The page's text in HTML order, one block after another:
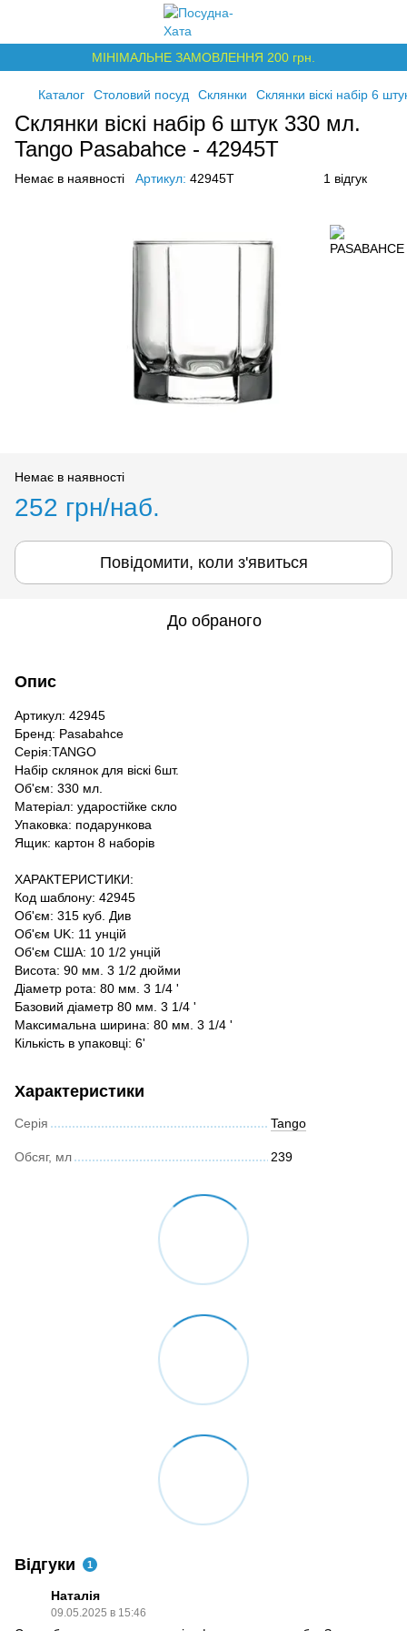
МІНІМАЛЬНЕ ЗАМОВЛЕННЯ 200 грн.
Каталог Столовий посуд Склянки Склянки віскі набір 6
Склянки віскі набір 6 штук 330 мл.
Tango Pasabahce - 42945T
Немає в наявності Артикул: 42945T 1 відгук
Немає в наявності
252 грн/наб.
Повідомити, коли з'явиться
До обраного
Опис
Артикул: 42945
Бренд: Pasabahce
Серія:TANGO
Набір склянок для віскі 6шт.
Об'єм: 330 мл.
Матеріал: ударостійке скло
Упаковка: подарункова
Ящик: картон 8 наборів
ХАРАКТЕРИСТИКИ:
Код шаблону: 42945
Об'єм: 315 куб. Див
Об'єм UK: 11 унцій
Об'єм США: 10 1/2 унцій
Висота: 90 мм. 3 1/2 дюйми
Діаметр рота: 80 мм. 3 1/4 '
Базовий діаметр 80 мм. 3 1/4 '
Максимальна ширина: 80 мм. 3 1/4 '
Кількість в упаковці: 6'
Характеристики
Серія Tango
Обсяг, мл 239
Відгуки 1
Наталія
09.05.2025 в 15:46